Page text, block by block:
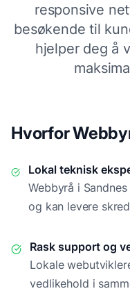
responsive
besøkende til
hjelper deg å
Hvorfor
Lokal teknisk
Webbyrå i Sandnes
og kan levere
Rask support og
Lokale
vedlikehold i